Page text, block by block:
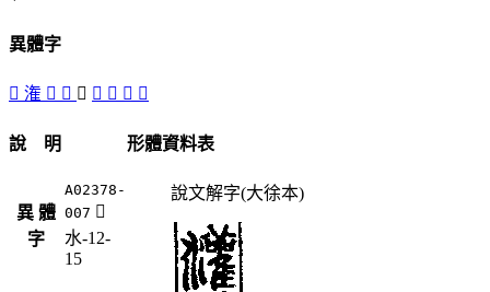
異體字
󳗤 潅 󳗣 󳗟 󳗡 󳗢 𤂦 󳗠 󳗞
說 明
異 體
字
A02378-
007 󳗡
水-12-
15
形體資料表
說文解字(大徐本)